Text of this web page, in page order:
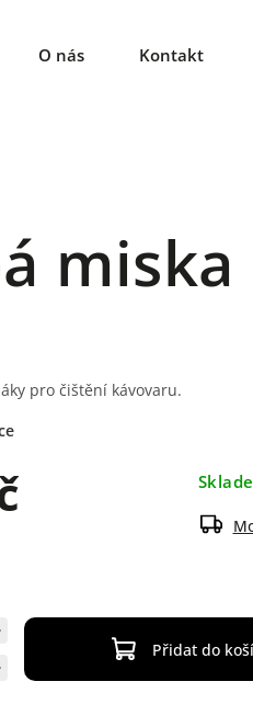
O nás Kontakt
pro čištění kávovaru.
Přidat do